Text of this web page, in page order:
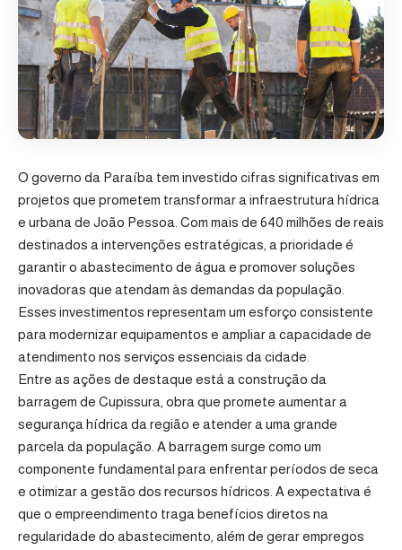
O governo da Paraíba tem investido cifras significativas em
projetos que prometem transformar a infraestrutura hídrica
e urbana de João Pessoa. Com mais de 640 milhões de reais
destinados a intervenções estratégicas, a prioridade é
garantir o abastecimento de água e promover soluções
inovadoras que atendam às demandas da população.
Esses investimentos representam um esforço consistente
para modernizar equipamentos e ampliar a capacidade de
atendimento nos serviços essenciais da cidade.
Entre as ações de destaque está a construção da
barragem de Cupissura, obra que promete aumentar a
segurança hídrica da região e atender a uma grande
parcela da população. A barragem surge como um
componente fundamental para enfrentar períodos de seca
e otimizar a gestão dos recursos hídricos. A expectativa é
que o empreendimento traga benefícios diretos na
regularidade do abastecimento, além de gerar empregos